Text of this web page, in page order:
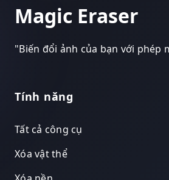
Magic Eraser
"Biến đổi ảnh của bạn với phép
Tính năng
Tất cả công cụ
Xóa vật thể